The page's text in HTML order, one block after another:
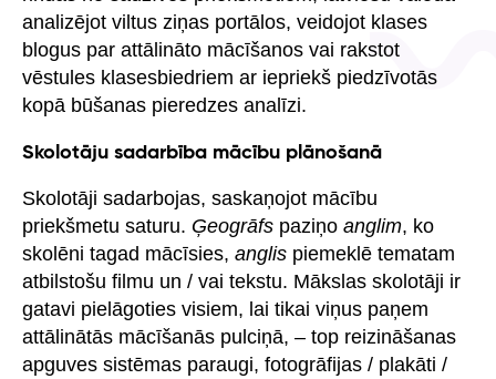
analizējot viltus ziņas portālos, veidojot klases
blogus par attālināto mācīšanos vai rakstot
vēstules klasesbiedriem ar iepriekš piedzīvotās
kopā būšanas pieredzes analīzi.
Skolotāju sadarbība mācību plānošanā
Skolotāji sadarbojas, saskaņojot mācību
priekšmetu saturu. Ģeogrāfs paziņo anglim, ko
skolēni tagad mācīsies, anglis piemeklē tematam
atbilstošu filmu un / vai tekstu. Mākslas skolotāji ir
gatavi pielāgoties visiem, lai tikai viņus paņem
attālinātās mācīšanās pulciņā, – top reizināšanas
apguves sistēmas paraugi, fotogrāfijas / plakāti /